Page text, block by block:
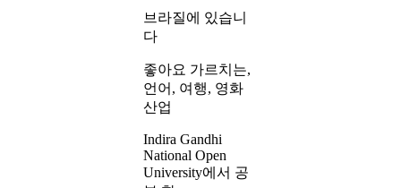
브라질에 있습니
다
좋아요 가르치는,
언어, 여행, 영화
산업
Indira Gandhi
National Open
University에서 공